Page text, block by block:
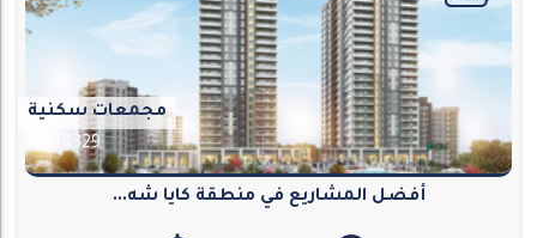
مجمعات سكنية
14329
أفضل المشاريع في منطقة كايا شه...